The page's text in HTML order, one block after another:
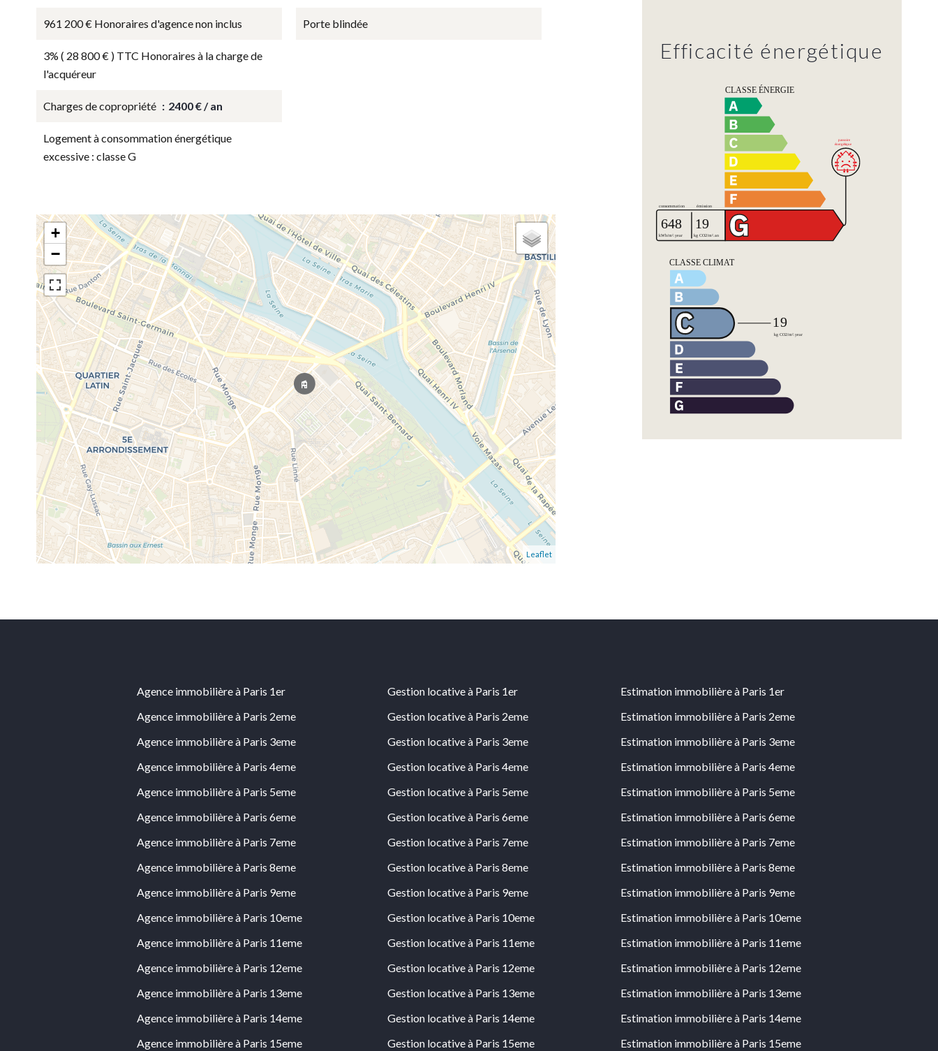
961 200 € Honoraires d'agence non inclus
3% ( 28 800 € ) TTC Honoraires à la charge de
l'acquéreur
Charges de copropriété 2400 € / an
Logement à consommation énergétique
excessive : classe G
Porte blindée
+
−
Leaflet
Efficacité énergétique
Agence immobilière à Paris 1er
Agence immobilière à Paris 2eme
Agence immobilière à Paris 3eme
Agence immobilière à Paris 4eme
Agence immobilière à Paris 5eme
Agence immobilière à Paris 6eme
Agence immobilière à Paris 7eme
Agence immobilière à Paris 8eme
Agence immobilière à Paris 9eme
Agence immobilière à Paris 10eme
Agence immobilière à Paris 11eme
Agence immobilière à Paris 12eme
Agence immobilière à Paris 13eme
Agence immobilière à Paris 14eme
Agence immobilière à Paris 15eme
Gestion locative à Paris 1er
Gestion locative à Paris 2eme
Gestion locative à Paris 3eme
Gestion locative à Paris 4eme
Gestion locative à Paris 5eme
Gestion locative à Paris 6eme
Gestion locative à Paris 7eme
Gestion locative à Paris 8eme
Gestion locative à Paris 9eme
Gestion locative à Paris 10eme
Gestion locative à Paris 11eme
Gestion locative à Paris 12eme
Gestion locative à Paris 13eme
Gestion locative à Paris 14eme
Gestion locative à Paris 15eme
Estimation immobilière à Paris 1er
Estimation immobilière à Paris 2eme
Estimation immobilière à Paris 3eme
Estimation immobilière à Paris 4eme
Estimation immobilière à Paris 5eme
Estimation immobilière à Paris 6eme
Estimation immobilière à Paris 7eme
Estimation immobilière à Paris 8eme
Estimation immobilière à Paris 9eme
Estimation immobilière à Paris 10eme
Estimation immobilière à Paris 11eme
Estimation immobilière à Paris 12eme
Estimation immobilière à Paris 13eme
Estimation immobilière à Paris 14eme
Estimation immobilière à Paris 15eme